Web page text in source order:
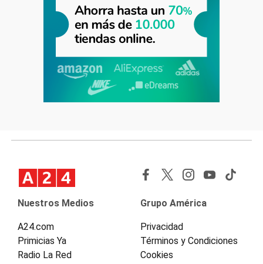
Nuestros Medios
A24.com
Primicias Ya
Radio La Red
Grupo América
Privacidad
Términos y Condiciones
Cookies